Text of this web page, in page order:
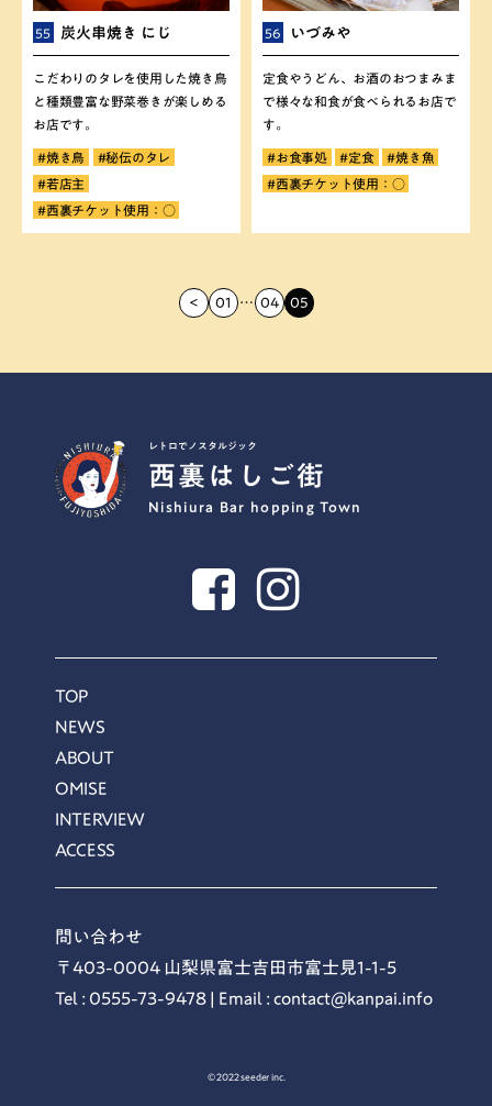
55 炭火串焼き にじ
こだわりのタレを使用した焼き鳥
と種類豊富な野菜巻きが楽しめる
お店です。
#焼き鳥
#秘伝のタレ
#若店主
#西裏チケット使用：○
56 いづみや
定食やうどん、お酒のおつまみま
で様々な和食が食べられるお店で
す。
#お食事処 #定食
#焼き魚
#西裏チケット使用：○
< 01 … 04 05
レトロでノスタルジック
西裏はしご街
Nishiura Bar hopping Town
TOP
NEWS
ABOUT
OMISE
INTERVIEW
ACCESS
問い合わせ
〒403-0004 山梨県富士吉田市富士見1-1-5
Tel : 0555-73-9478 | Email : contact@kanpai.info
© 2022 seeder inc.